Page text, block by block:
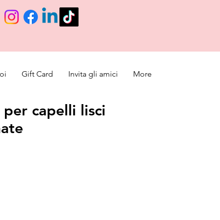
Gift Card Invita gli amici More
per capelli lisci